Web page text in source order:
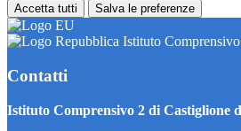
Accetta tutti Salva le preferenze
Istituto
Contatti
Istituto Comprensivo 2 di Castiglione